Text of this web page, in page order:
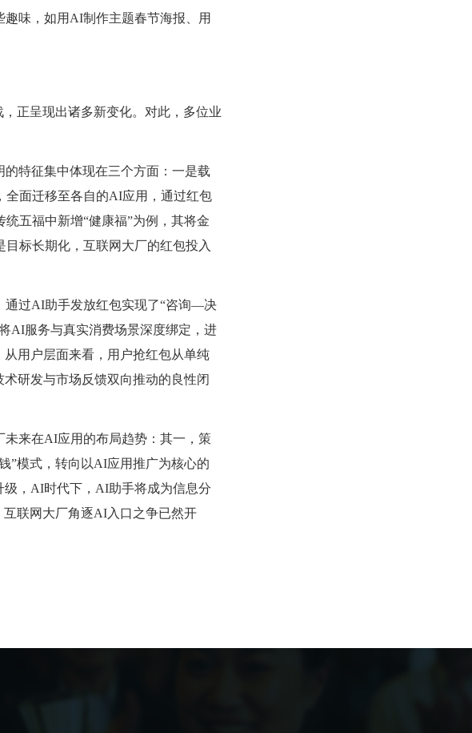
味，如用AI制作主题春节海报、用
正呈现出诸多新变化。对此，多位业
特征集中体现在三个方面：一是载
全面迁移至各自的AI应用，通过红包
五福中新增“健康福”为例，其将金
标长期化，互联网大厂的红包投入
通过AI助手发放红包实现了“咨询—决
AI服务与真实消费场景深度绑定，进
用户层面来看，用户抢红包从单纯
研发与市场反馈双向推动的良性闭
未来在AI应用的布局趋势：其一，策
”模式，转向以AI应用推广为核心的
级，AI时代下，AI助手将成为信息分
联网大厂角逐AI入口之争已然开